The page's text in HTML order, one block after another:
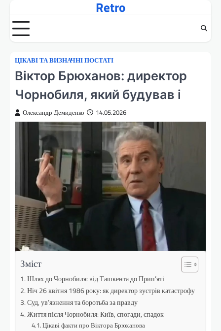
вмісту
Retro
ЦІКАВІ ТА ВИЗНАЧНІ ПОСТАТІ
Віктор Брюханов: директор
Чорнобиля, який будував і
Олександр Демиденко 14.05.2026
Зміст
Шлях до Чорнобиля: від Ташкента до Прип’яті
Ніч 26 квітня 1986 року: як директор зустрів катастрофу
Суд, ув’язнення та боротьба за правду
Життя після Чорнобиля: Київ, спогади, спадок
Цікаві факти про Віктора Брюханова